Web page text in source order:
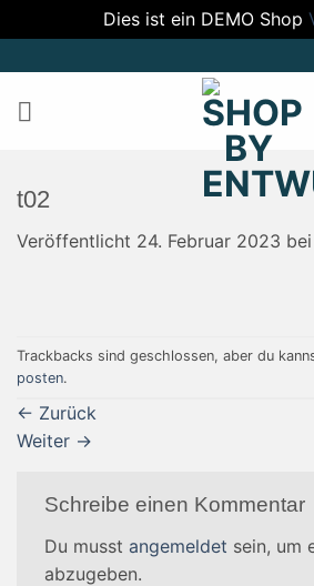
Dies ist ein DEMO Shop
Inhalt
springen
t02
Veröffentlicht 24. Februar 2023 bei
Trackbacks sind geschlossen, aber du
posten.
← Zurück
Weiter →
Schreibe einen Kommentar
Du musst angemeldet sein, um
abzugeben.